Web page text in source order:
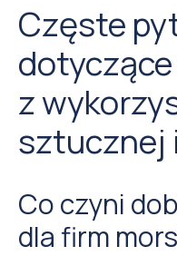
Częste
z
sztucznej
Co czyni
dla firm